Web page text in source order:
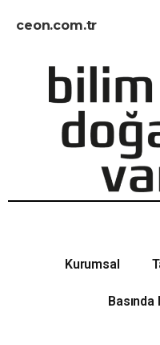
ceon.com.tr
Kurumsal
Basında